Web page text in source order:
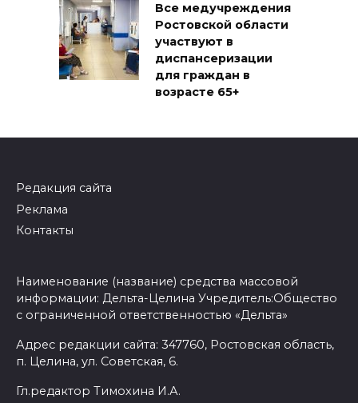
Все медучреждения
Ростовской области
участвуют в
диспансеризации
для граждан в
возрасте 65+
Редакция сайта
Реклама
Контакты
Наименование (название) средства массовой
информации: Дельта-Целина Учредитель:Общество
с ограниченной ответственностью «Дельта»
Адрес редакции сайта: 347760, Ростовская область,
п. Целина, ул. Советская, 6.
Гл.редактор Тимохина И.А.